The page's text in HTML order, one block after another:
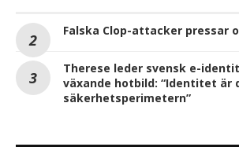
Falska Clop-attacker pressar
Therese leder svensk e-
växande hotbild: “Identitet är
säkerhetsperimetern”